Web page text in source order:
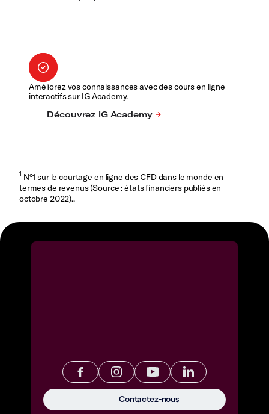
Améliorez vos connaissances avec des cours en ligne
interactifs sur IG Academy.
1N°1 sur le courtage en ligne des CFD dans le monde en
termes de revenus (Source : états financiers publiés en
octobre 2022)..